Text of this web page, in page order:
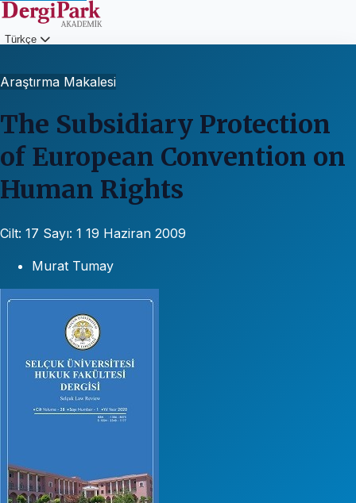
Türkçe
Araştırma Makalesi
The Subsidiary Protection
of European Convention on
Human Rights
Cilt: 17 Sayı: 1 19 Haziran 2009
Murat Tumay